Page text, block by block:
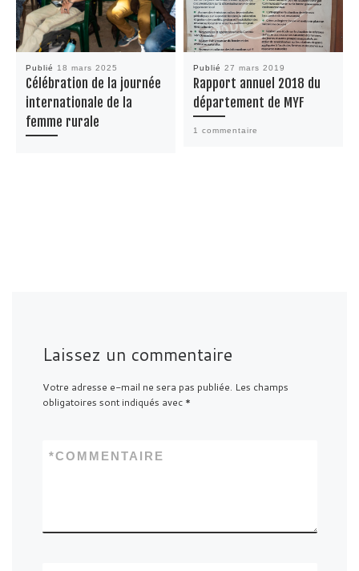
Publié 18 mars 2025
Célébration de la journée
internationale de la
femme rurale
Publié 27 mars 2019
Rapport annuel 2018 du
département de MYF
1 commentaire
Laissez un commentaire
Votre adresse e-mail ne sera pas publiée. Les champs
obligatoires sont indiqués avec *
COMMENTAIRE
*